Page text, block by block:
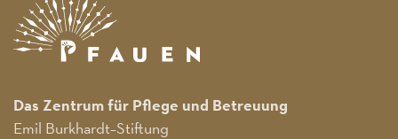
Das Zentrum für Pflege und Betreuung
Emil Burkhardt–Stiftung